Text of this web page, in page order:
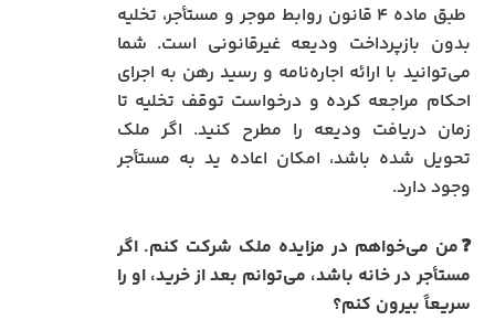
طبق ماده ۴ قانون روابط موجر و مستأجر، تخلیه
بدون بازپرداخت ودیعه غیرقانونی است. شما
می‌توانید با ارائه اجاره‌نامه و رسید رهن به اجرای
احکام مراجعه کرده و درخواست توقف تخلیه تا
زمان دریافت ودیعه را مطرح کنید. اگر ملک
تحویل شده باشد، امکان اعاده ید به مستأجر
وجود دارد.
❓من می‌خواهم در مزایده ملک شرکت کنم. اگر
مستأجر در خانه باشد، می‌توانم بعد از خرید، او را
سریعاً بیرون کنم؟